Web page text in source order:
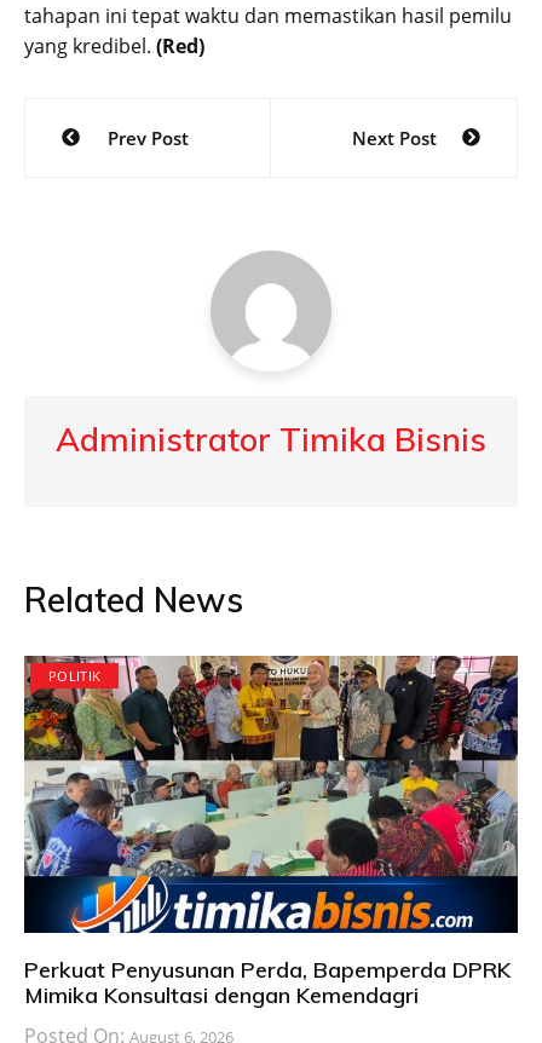
tahapan ini tepat waktu dan memastikan hasil pemilu
yang kredibel. (Red)
Post
navigation
Prev Post Next Post
Administrator Timika Bisnis
Related News
POLITIK
Perkuat Penyusunan Perda, Bapemperda DPRK
Mimika Konsultasi dengan Kemendagri
Posted On: August 6, 2026